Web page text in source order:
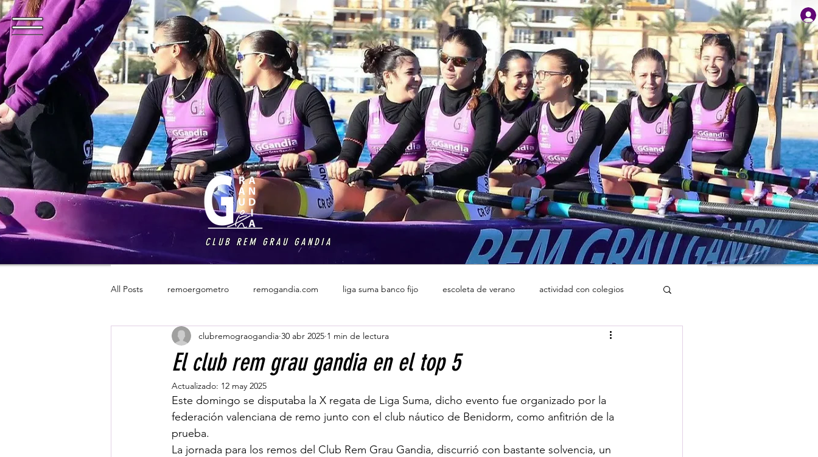
CLUB REM GRAU GANDIA
All Posts remoergometro remogandia.com liga suma banco fijo escoleta de verano actividad con colegios
colegio abad sola yola remo de mar grupos iniciación
El club rem grau gandia en el top 5
clubremograogandia 30 abr 2025 1 min de lectura
Actualizado: 12 may 2025
Este domingo se disputaba la X regata de Liga Suma, dicho evento fue organizado por la
federación valenciana de remo junto con el club náutico de Benidorm, como anfitrión de la
prueba.
La jornada para los remos del Club Rem Grau Gandia, discurrió con bastante solvencia, un